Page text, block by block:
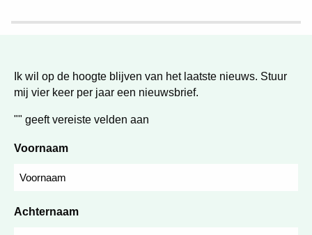
Ik wil op de hoogte blijven van het laatste nieuws. Stuur
mij vier keer per jaar een nieuwsbrief.
"" geeft vereiste velden aan
Voornaam
Achternaam